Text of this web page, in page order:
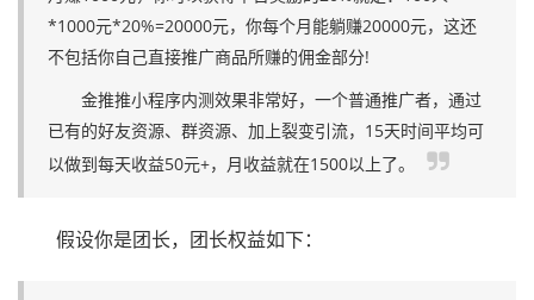
*1000元*20%=20000元，你每个月能躺赚20000元，这还
不包括你自己直接推广商品所赚的佣金部分!
金推推小程序内测效果非常好，一个普通推广者，通过
已有的好友资源、群资源、加上裂变引流，15天时间平均可
以做到每天收益50元+，月收益就在1500以上了。
假设你是团长，团长权益如下：